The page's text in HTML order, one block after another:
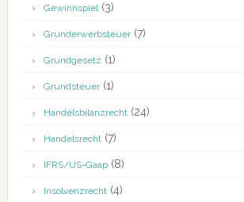
Gewinnspiel(3)
Grunderwerbsteuer(7)
Grundgesetz (1)
Grundsteuer(1)
Handelsbilanzrecht(24)
Handelsrecht(7)
IFRS/US-Gaap(8)
Insolvenzrecht(4)